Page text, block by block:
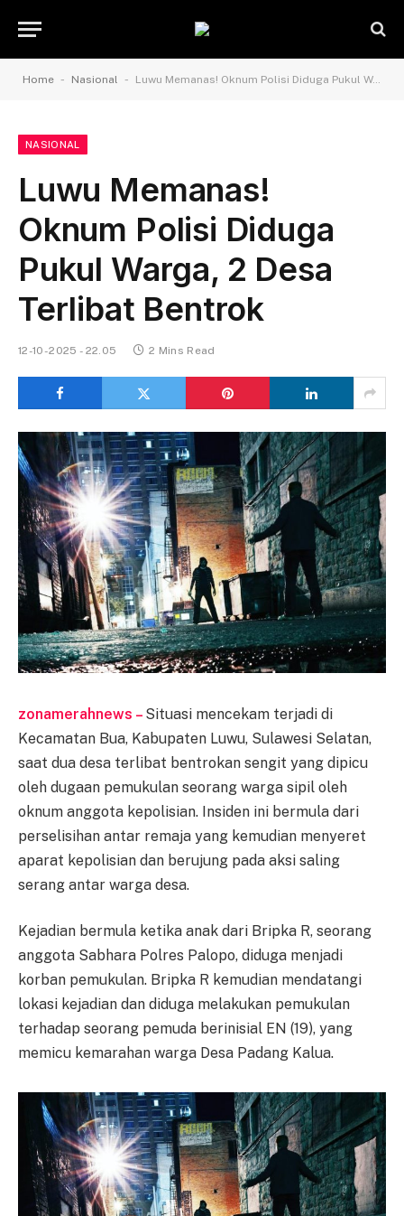
Home - Nasional - Luwu Memanas! Oknum Polisi Diduga Pukul Warga, 2 Desa Terlibat Bentrok
NASIONAL
Luwu Memanas!
Oknum Polisi Diduga
Pukul Warga, 2 Desa
Terlibat Bentrok
12-10-2025 - 22.05 2 Mins Read
zonamerahnews – Situasi mencekam terjadi di
Kecamatan Bua, Kabupaten Luwu, Sulawesi Selatan,
saat dua desa terlibat bentrokan sengit yang dipicu
oleh dugaan pemukulan seorang warga sipil oleh
oknum anggota kepolisian. Insiden ini bermula dari
perselisihan antar remaja yang kemudian menyeret
aparat kepolisian dan berujung pada aksi saling
serang antar warga desa.
Kejadian bermula ketika anak dari Bripka R, seorang
anggota Sabhara Polres Palopo, diduga menjadi
korban pemukulan. Bripka R kemudian mendatangi
lokasi kejadian dan diduga melakukan pemukulan
terhadap seorang pemuda berinisial EN (19), yang
memicu kemarahan warga Desa Padang Kalua.